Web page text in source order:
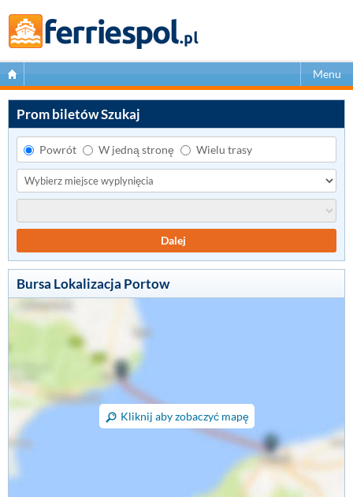
Menu
Prom biletów Szukaj
Powrót W jedną stronę Wielu trasy
Dalej
Bursa Lokalizacja Portow
Kliknij aby zobaczyć mapę